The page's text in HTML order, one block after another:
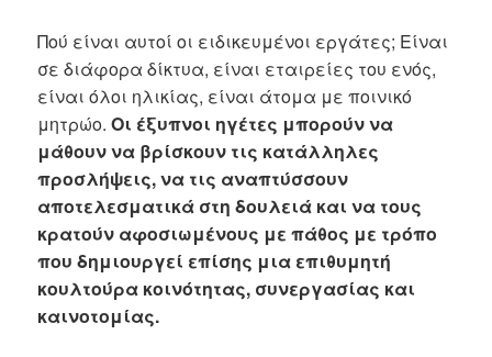
Πού είναι αυτοί οι ειδικευμένοι εργάτες; Είναι
σε διάφορα δίκτυα, είναι εταιρείες του ενός,
είναι όλοι ηλικίας, είναι άτομα με ποινικό
μητρώο.Οι έξυπνοι ηγέτες μπορούν να
μάθουν να βρίσκουν τις κατάλληλες
προσλήψεις, να τις αναπτύσσουν
αποτελεσματικά στη δουλειά και να τους
κρατούν αφοσιωμένους με πάθος με τρόπο
που δημιουργεί επίσης μια επιθυμητή
κουλτούρα κοινότητας, συνεργασίας και
καινοτομίας.